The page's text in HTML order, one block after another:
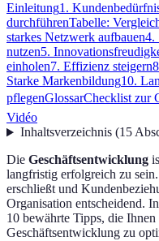
Einleitung1.
durchführenTabelle:
starkes Netzwerk aufbauen4.
nutzen5.
einholen7. Effizienz steigern
Starke Markenbildung10.
pflegenGlossarChecklist zur
Vidéo
Inhaltsverzeichnis(15
Die Geschäftsentwicklung
langfristig erfolgreich zu
erschließt und
Organisation entscheidend.
10 bewährte Tipps, die
Geschäftsentwicklung zu